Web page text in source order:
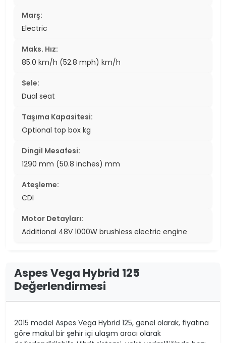
Marş:
Electric
Maks. Hız:
85.0 km/h (52.8 mph) km/h
Sele:
Dual seat
Taşıma Kapasitesi:
Optional top box kg
Dingil Mesafesi:
1290 mm (50.8 inches) mm
Ateşleme:
CDI
Motor Detayları:
Additional 48V 1000W brushless electric engine
Aspes Vega Hybrid 125
Değerlendirmesi
2015 model Aspes Vega Hybrid 125, genel olarak, fiyatına
göre makul bir şehir içi ulaşım aracı olarak